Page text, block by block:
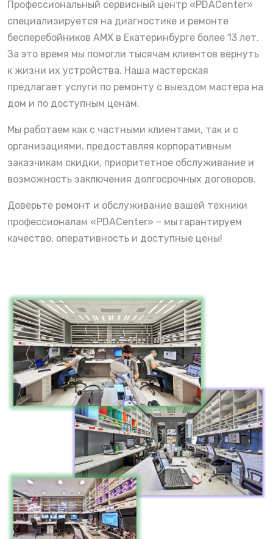
Профессиональный сервисный центр «PDACenter»
специализируется на диагностике и ремонте
бесперебойников AMX в Екатеринбурге более 13 лет.
За это время мы помогли тысячам клиентов вернуть
к жизни их устройства. Наша мастерская
предлагает услуги по ремонту с выездом мастера на
дом и по доступным ценам.
Мы работаем как с частными клиентами, так и с
организациями, предоставляя корпоративным
заказчикам скидки, приоритетное обслуживание и
возможность заключения долгосрочных договоров.
Доверьте ремонт и обслуживание вашей техники
профессионалам «PDACenter» – мы гарантируем
качество, оперативность и доступные цены!